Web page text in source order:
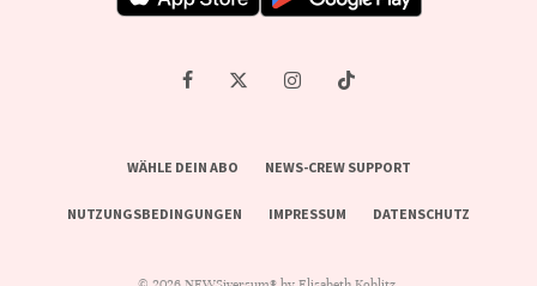
WÄHLE DEIN ABO NEWS-CREW SUPPORT
NUTZUNGSBEDINGUNGEN IMPRESSUM DATENSCHUTZ